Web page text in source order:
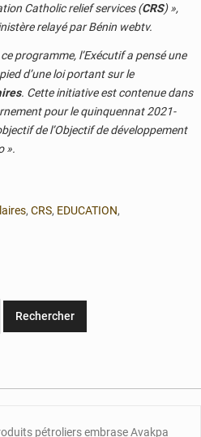
Catholic relief services (CRS) »,
relayé par Bénin webtv.
programme, l’Exécutif a pensé une
d’une loi portant sur le
. Cette initiative est contenue dans
pour le quinquennat 2021-
de l’Objectif de développement
».
, CRS, EDUCATION,
pétroliers embrase Avakpa